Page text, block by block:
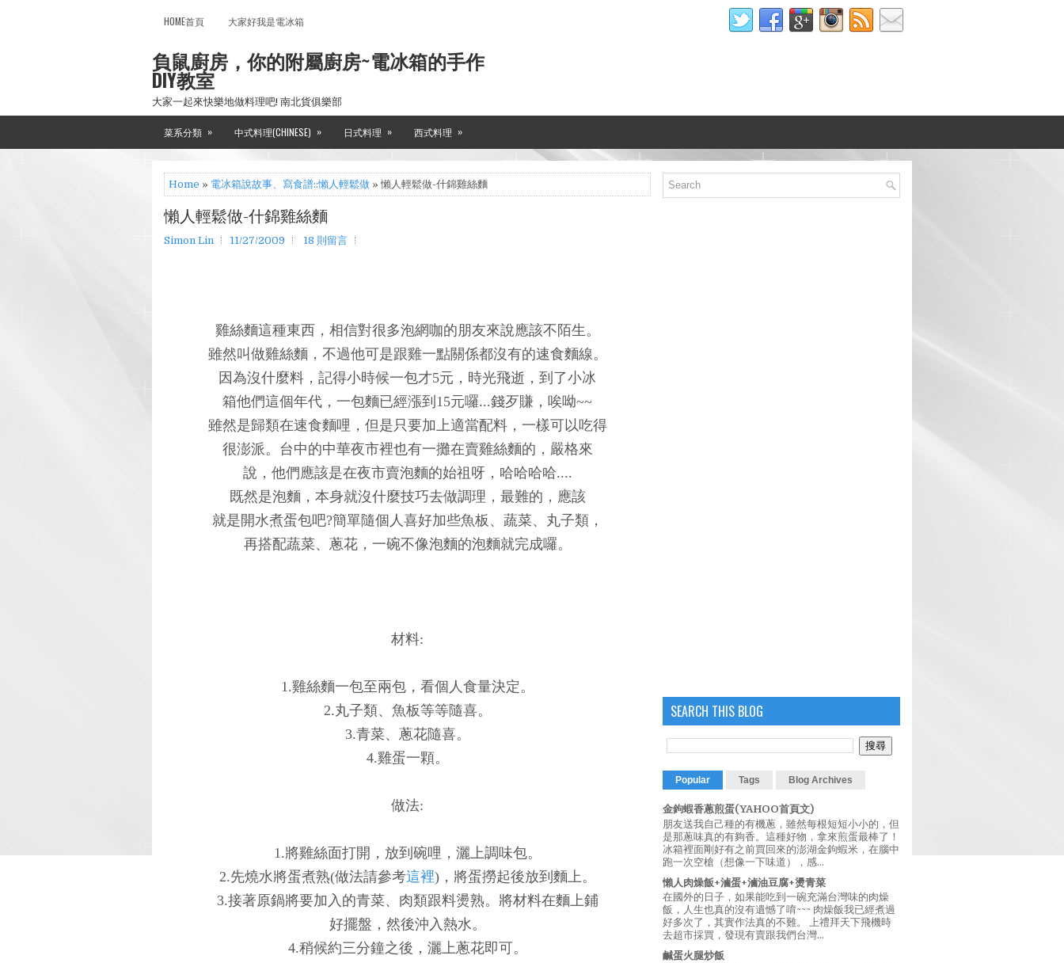
HOME首頁 大家好我是電冰箱
負鼠廚房，你的附屬廚房~電冰箱的手作
DIY教室
大家一起來快樂地做料理吧! 南北貨俱樂部
菜系分類 » 中式料理(CHINESE) » 日式料理 » 西式料理 »
Home » 電冰箱說故事、寫食譜::懶人輕鬆做 » 懶人輕鬆做-什錦雞絲麵
懶人輕鬆做-什錦雞絲麵
Simon Lin 11/27/2009 18 則留言
雞絲麵這種東西，相信對很多泡網咖的朋友來說應該不陌生。
雖然叫做雞絲麵，不過他可是跟雞一點關係都沒有的速食麵線。
因為沒什麼料，記得小時候一包才5元，時光飛逝，到了小冰
箱他們這個年代，一包麵已經漲到15元囉...錢歹賺，唉呦~~
雖然是歸類在速食麵哩，但是只要加上適當配料，一樣可以吃得
很澎派。台中的中華夜市裡也有一攤在賣雞絲麵的，嚴格來
說，他們應該是在夜市賣泡麵的始祖呀，哈哈哈哈....
既然是泡麵，本身就沒什麼技巧去做調理，最難的，應該
就是開水煮蛋包吧?簡單隨個人喜好加些魚板、蔬菜、丸子類，
再搭配蔬菜、蔥花，一碗不像泡麵的泡麵就完成囉。
材料:
1.雞絲麵一包至兩包，看個人食量決定。
2.丸子類、魚板等等隨喜。
3.青菜、蔥花隨喜。
4.雞蛋一顆。
做法:
1.將雞絲面打開，放到碗哩，灑上調味包。
2.先燒水將蛋煮熟(做法請參考這裡)，將蛋撈起後放到麵上。
3.接著原鍋將要加入的青菜、肉類跟料燙熟。將材料在麵上鋪
好擺盤，然後沖入熱水。
4.稍候約三分鐘之後，灑上蔥花即可。
SEARCH THIS BLOG
Popular Tags Blog Archives
金鉤蝦香蔥煎蛋(YAHOO首頁文)
朋友送我自己種的有機蔥，雖然每根短短小小的，但
是那蔥味真的有夠香。這種好物，拿來煎蛋最棒了！
冰箱裡面剛好有之前買回來的澎湖金鉤蝦米，在腦中
跑一次空槍（想像一下味道），感...
懶人肉燥飯+滷蛋+滷油豆腐+燙青菜
在國外的日子，如果能吃到一碗充滿台灣味的肉燥
飯，人生也真的沒有遺憾了唷~~~ 肉燥飯我已經煮過
好多次了，其實作法真的不難。 上禮拜天下飛機時
去超市採買，發現有賣跟我們台灣...
鹹蛋火腿炒飯